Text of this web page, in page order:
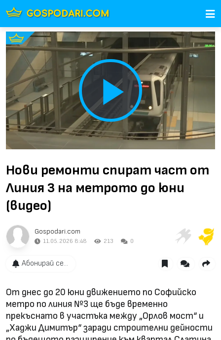
Play
Video
Нови ремонти спират част от
Линия 3 на метрото до юни
(видео)
Gospodari.com
11.05.2026 8:48 213 0
Абонирай се...
От днес до 20 юни движението по Софийско
метро по линия №3 ще бъде временно
прекъснато в участъка между „Орлов мост“ и
„Хаджи Димитър“ заради строителни дейности